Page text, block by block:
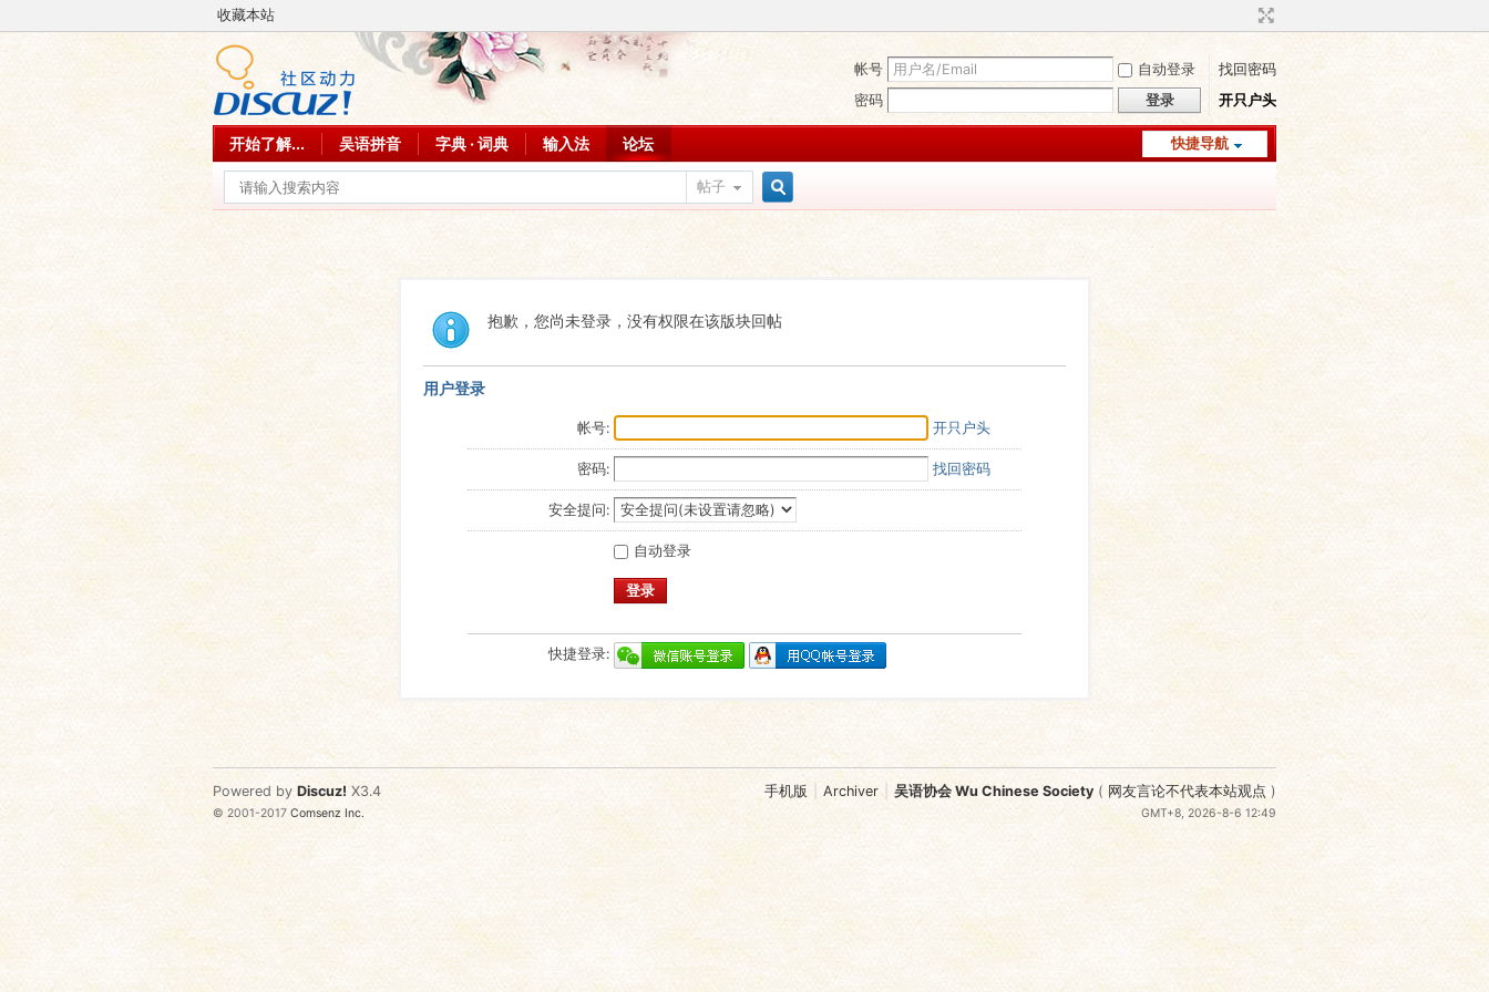
收藏本站
帐号 自动登录
找回密码
密码
登录 开只户头
快捷导航
开始了解... 吴语拼音 字典 · 词典 输入法 论坛
帖子
索
抱歉，您尚未登录，没有权限在该版块回帖
用户登录
帐号: 开只户头
密码: 找回密码
安全提问:
自动登录
登录
快捷登录:
手机版 Archiver 吴语协会 Wu Chinese Society ( 网友言论不代表本站观点 )
GMT+8, 2026-8-6 12:49
Powered by Discuz! X3.4
© 2001-2017Comsenz Inc.